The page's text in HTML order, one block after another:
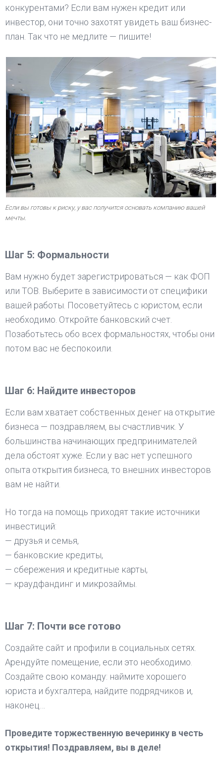
конкурентами? Если вам нужен кредит или
инвестор, они точно захотят увидеть ваш бизнес-
план. Так что не медлите — пишите!
Если вы готовы к риску, у вас получится основать компанию вашей
мечты.
Шаг 5: Формальности
Вам нужно будет зарегистрироваться — как ФОП
или ТОВ. Выберите в зависимости от специфики
вашей работы. Посоветуйтесь с юристом, если
необходимо. Откройте банковский счет.
Позаботьтесь обо всех формальностях, чтобы они
потом вас не беспокоили.
Шаг 6: Найдите инвесторов
Если вам хватает собственных денег на открытие
бизнеса — поздравляем, вы счастливчик. У
большинства начинающих предпринимателей
дела обстоят хуже. Если у вас нет успешного
опыта открытия бизнеса, то внешних инвесторов
вам не найти.
Но тогда на помощь приходят такие источники
инвестиций:
— друзья и семья,
— банковские кредиты,
— сбережения и кредитные карты,
— краудфандинг и микрозаймы.
Шаг 7: Почти все готово
Создайте сайт и профили в социальных сетях.
Арендуйте помещение, если это необходимо.
Создайте свою команду: наймите хорошего
юриста и бухгалтера, найдите подрядчиков и,
наконец…
Проведите торжественную вечеринку в честь
открытия! Поздравляем, вы в деле!